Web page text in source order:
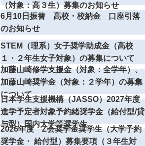
（対象：高３生）募集のお知らせ
6月10日振替 高校・校納金 口座引落
のお知らせ
STEM（理系）女子奨学助成金（高校
１・２年生女子対象）の募集について
加藤山崎修学支援金（対象：全学年）、
加藤山崎奨学金（対象：２学年）の募集
について
日本学生支援機構（JASSO）2027年度
進学予定者対象予約緒奨学金（給付型/貸
与型）国内大学等奨学生
2026年度 Z会奨学金奨学生（大学予約
奨学金・ 給付型）募集要項（３年生対